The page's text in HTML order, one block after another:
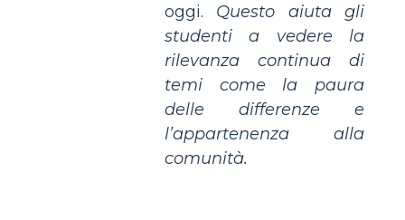
oggi. Questo aiuta gli
studenti a vedere la
rilevanza continua di
temi come la paura
delle differenze e
l’appartenenza alla
comunità.